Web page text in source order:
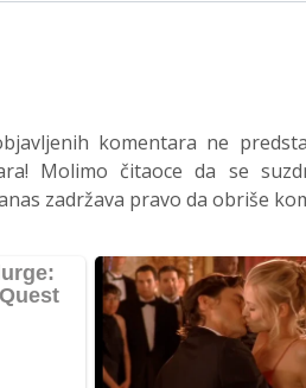
komentara ne
Molimo čitaoce da se
zadržava pravo da obriše